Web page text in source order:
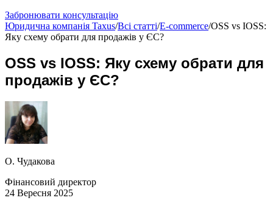
Забронювати консультацію
Юридична компанія Taxus/Всі статті/E-commerce/OSS vs IOSS:
Яку схему обрати для продажів у ЄС?
OSS vs IOSS: Яку схему обрати для
продажів у ЄС?
О. Чудакова
Фінансовий директор
24 Вересня 2025